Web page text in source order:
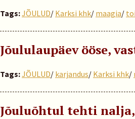
Tags:JÕULUD/ Karksi khk/ maagia/
Jõululaupäev ööse,
Tags:JÕULUD/ karjandus/ Karksi khk/
Jõuluõhtul tehti